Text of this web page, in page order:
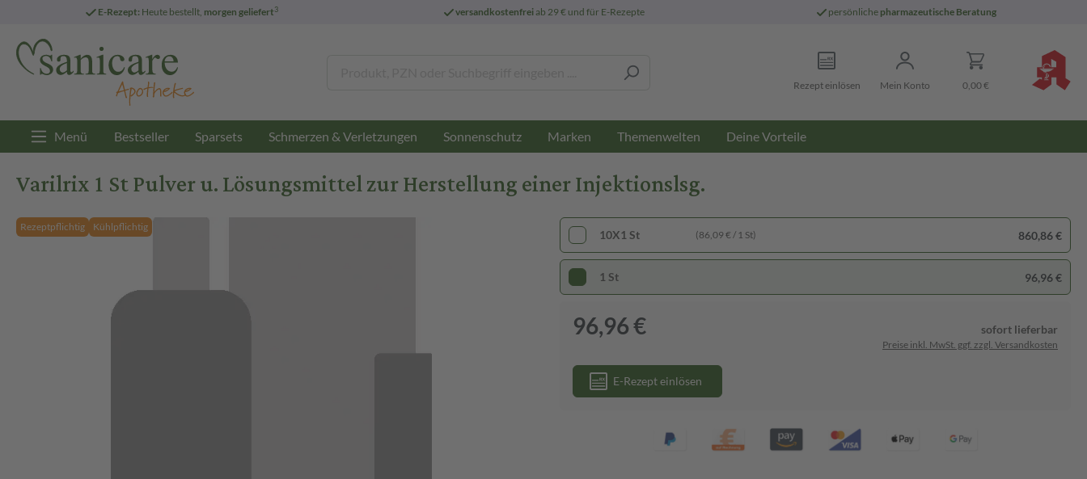
E-Rezept: Heute bestellt, morgen geliefert3 versandkostenfreiab 29 € und für E-Rezepte persönliche pharmazeutische Beratung
Rezept einlösen Mein Konto 0,00 €
Menü Bestseller Sparsets Schmerzen & Verletzungen Sonnenschutz Marken Themenwelten Deine Vorteile
Varilrix 1 St Pulver u. Lösungsmittel zur Herstellung einer Injektionslsg.
Rezeptpflichtig Kühlpflichtig
10X1 St (86,09 € / 1 St) 860,86 €
1 St 96,96 €
96,96 € sofort lieferbar
Preise inkl. MwSt. ggf. zzgl. Versandkosten
E-Rezept einlösen